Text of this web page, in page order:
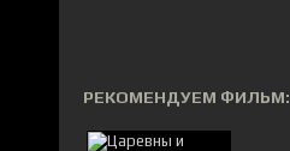
РЕКОМЕНДУЕМ ФИЛЬМ: